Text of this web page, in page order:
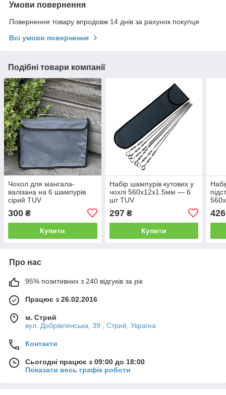
Умови повернення
Повернення товару впродовж 14 днів за рахунок покупця
Всі умови повернення
Подібні товари компанії
Чохол для мангала-
валізана на 6 шампурів
сірий TUV
300 ₴
Купити
Набір шампурів кутових у
чохлі 560х12х1.5мм — 6
шт TUV
297₴
Купити
426
Про нас
95% позитивних з 240 відгуків за рік
Працює з 26.02.2016
м. Стрий
вул. Добрівлянська, 39 , Стрий, Україна
Контакти
Сьогодні працює з 09:00 до 18:00
Показати весь графік роботи